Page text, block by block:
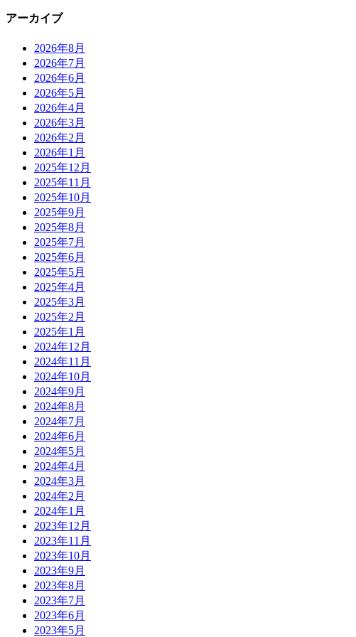
アーカイブ
2026年8月
2026年7月
2026年6月
2026年5月
2026年4月
2026年3月
2026年2月
2026年1月
2025年12月
2025年11月
2025年10月
2025年9月
2025年8月
2025年7月
2025年6月
2025年5月
2025年4月
2025年3月
2025年2月
2025年1月
2024年12月
2024年11月
2024年10月
2024年9月
2024年8月
2024年7月
2024年6月
2024年5月
2024年4月
2024年3月
2024年2月
2024年1月
2023年12月
2023年11月
2023年10月
2023年9月
2023年8月
2023年7月
2023年6月
2023年5月